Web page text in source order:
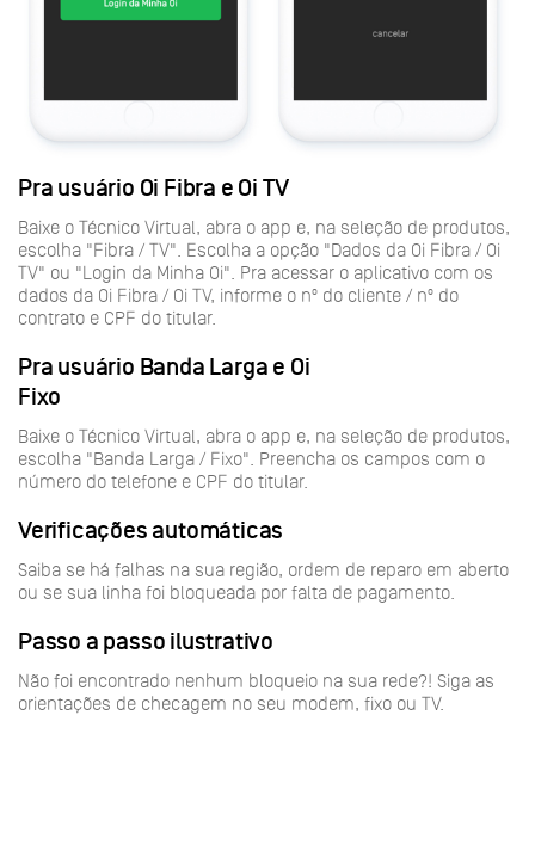
Pra usuário Oi Fibra e Oi TV
Baixe o Técnico Virtual, abra o app e, na seleção de produtos,
escolha "Fibra / TV". Escolha a opção "Dados da Oi Fibra / Oi
TV" ou "Login da Minha Oi". Pra acessar o aplicativo com os
dados da Oi Fibra / Oi TV, informe o nº do cliente / nº do
contrato e CPF do titular.
Pra usuário Banda Larga e Oi
Fixo
Baixe o Técnico Virtual, abra o app e, na seleção de produtos,
escolha "Banda Larga / Fixo". Preencha os campos com o
número do telefone e CPF do titular.
Verificações automáticas
Saiba se há falhas na sua região, ordem de reparo em aberto
ou se sua linha foi bloqueada por falta de pagamento.
Passo a passo ilustrativo
Não foi encontrado nenhum bloqueio na sua rede?! Siga as
orientações de checagem no seu modem, fixo ou TV.